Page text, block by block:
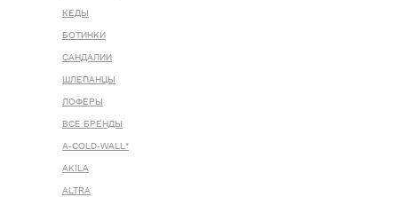
КЕДЫ
БОТИНКИ
САНДАЛИИ
ШЛЕПАНЦЫ
ЛОФЕРЫ
ВСЕ БРЕНДЫ
A-COLD-WALL*
AKILA
ALTRA